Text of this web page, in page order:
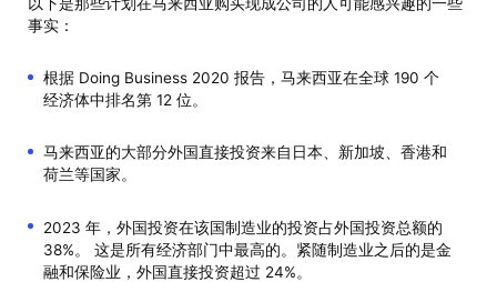
事实：
根据 Doing Business 2020 报告，马来西亚在全球 190 个
经济体中排名第 12 位。
马来西亚的大部分外国直接投资来自日本、新加坡、香港和
荷兰等国家。
2023 年，外国投资在该国制造业的投资占外国投资总额的
38%。 这是所有经济部门中最高的。紧随制造业之后的是金
融和保险业，外国直接投资超过 24%。